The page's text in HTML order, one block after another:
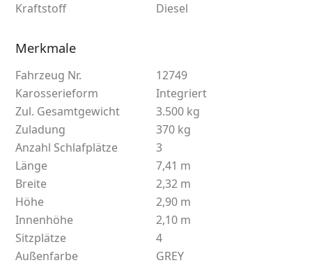
Kraftstoff
Diesel
Merkmale
Fahrzeug Nr.
12749
Karosserieform
Integriert
Zul. Gesamtgewicht
3.500 kg
Zuladung
370 kg
Anzahl Schlafplätze
3
Länge
7,41 m
Breite
2,32 m
Höhe
2,90 m
Innenhöhe
2,10 m
Sitzplätze
4
Außenfarbe
GREY